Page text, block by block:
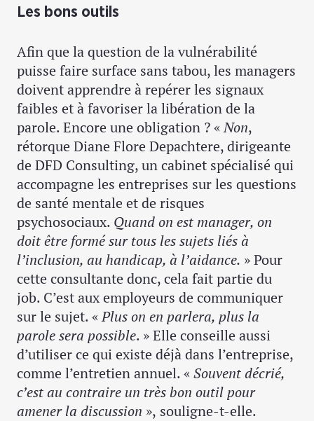
Les bons outils
Afin que la question de la vulnérabilité
puisse faire surface sans tabou, les managers
doivent apprendre à repérer les signaux
faibles et à favoriser la libération de la
parole. Encore une obligation ? «Non,
rétorque Diane Flore Depachtere, dirigeante
de DFD Consulting, un cabinet spécialisé qui
accompagne les entreprises sur les questions
de santé mentale et de risques
psychosociaux. Quand on est manager, on
doit être formé sur tous les sujets liés à
l’inclusion, au handicap, à l’aidance. » Pour
cette consultante donc, cela fait partie du
job. C’est aux employeurs de communiquer
sur le sujet. «Plus on en parlera, plus la
parole sera possible. » Elle conseille aussi
d’utiliser ce qui existe déjà dans l’entreprise,
comme l’entretien annuel. « Souvent décrié,
c’est au contraire un très bon outil pour
amener la discussion », souligne-t-elle.